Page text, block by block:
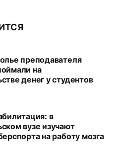
преподавателя
на
денег у студентов
в
вузе изучают
на работу мозга